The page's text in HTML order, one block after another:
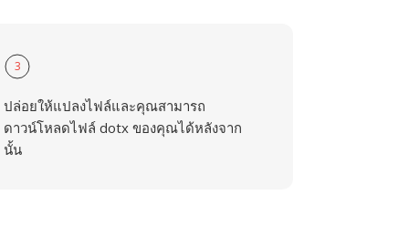
3
ปล่อยให้แปลงไฟล์และคุณสามารถ
ดาวน์โหลดไฟล์ dotx ของคุณได้หลังจาก
นั้น